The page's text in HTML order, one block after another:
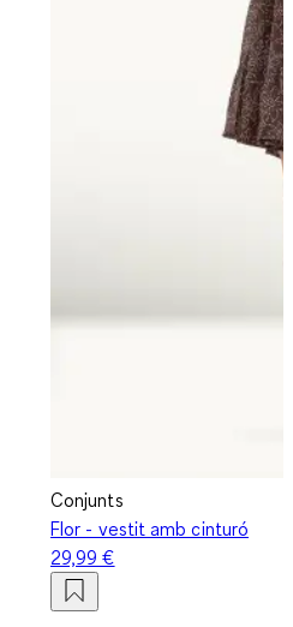
Conjunts
Flor - vestit amb cinturó
29,99 €